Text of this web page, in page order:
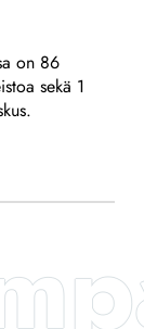
on 86
sekä 1